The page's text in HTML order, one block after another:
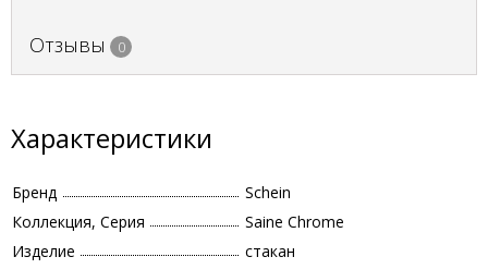
Отзывы 0
Характеристики
Бренд
Schein
Коллекция, Серия
Saine Chrome
Изделие
стакан